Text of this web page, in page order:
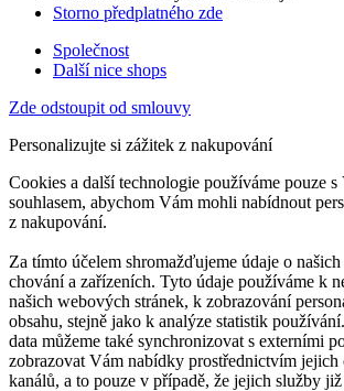
Storno předplatného zde
Společnost
Další nice shops
Zde odstoupit od smlouvy
Personalizujte si zážitek z nakupování
Cookies a další technologie používáme pouze
souhlasem, abychom Vám mohli nabídnout
z nakupování.
Za tímto účelem shromažďujeme údaje o
chování a zařízeních. Tyto údaje používáme k
našich webových stránek, k zobrazování
obsahu, stejně jako k analýze statistik
data můžeme také synchronizovat s externími
zobrazovat Vám nabídky prostřednictvím jejich
kanálů, a to pouze v případě, že jejich služby